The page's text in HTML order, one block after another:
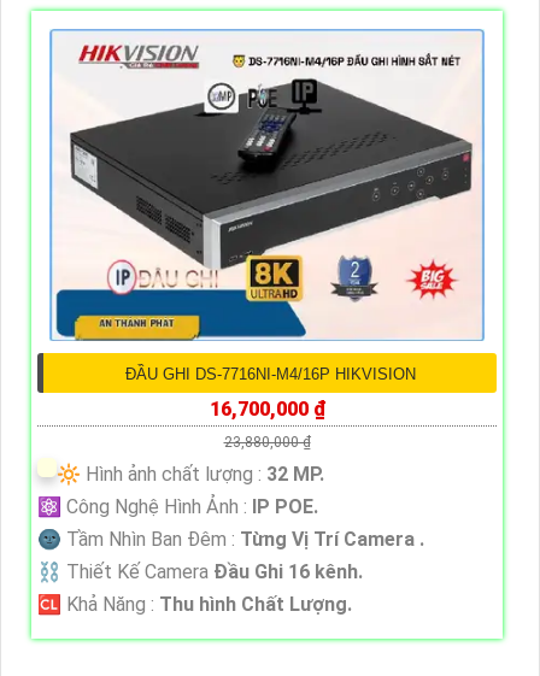
ĐẦU GHI DS-7716NI-M4/16P HIKVISION
16,700,000 ₫
23,880,000 ₫
🔆 Hình ảnh chất lượng : 32 MP.
⚛️ Công Nghệ Hình Ảnh : IP POE.
🌚 Tầm Nhìn Ban Đêm : Từng Vị Trí Camera .
⛓ Thiết Kế Camera Đầu Ghi 16 kênh.
️🆑 Khả Năng : Thu hình Chất Lượng.